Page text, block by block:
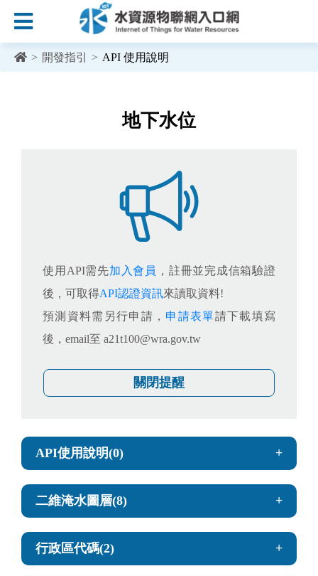
跳到主要內容區塊
> 開發指引 > API 使用說明
地下水位
使用API需先加入會員 ，註冊並完成信箱驗證
後，可取得API認證資訊來讀取資料!
預測資料需另行申請， 申請表單請下載填寫
後，email至 a21t100@wra.gov.tw
關閉提醒
API使用說明(0)
API使用說明
二維淹水圖層(8)
取得累積降雨歷史二維分佈圖詮釋資料
行政區代碼(2)